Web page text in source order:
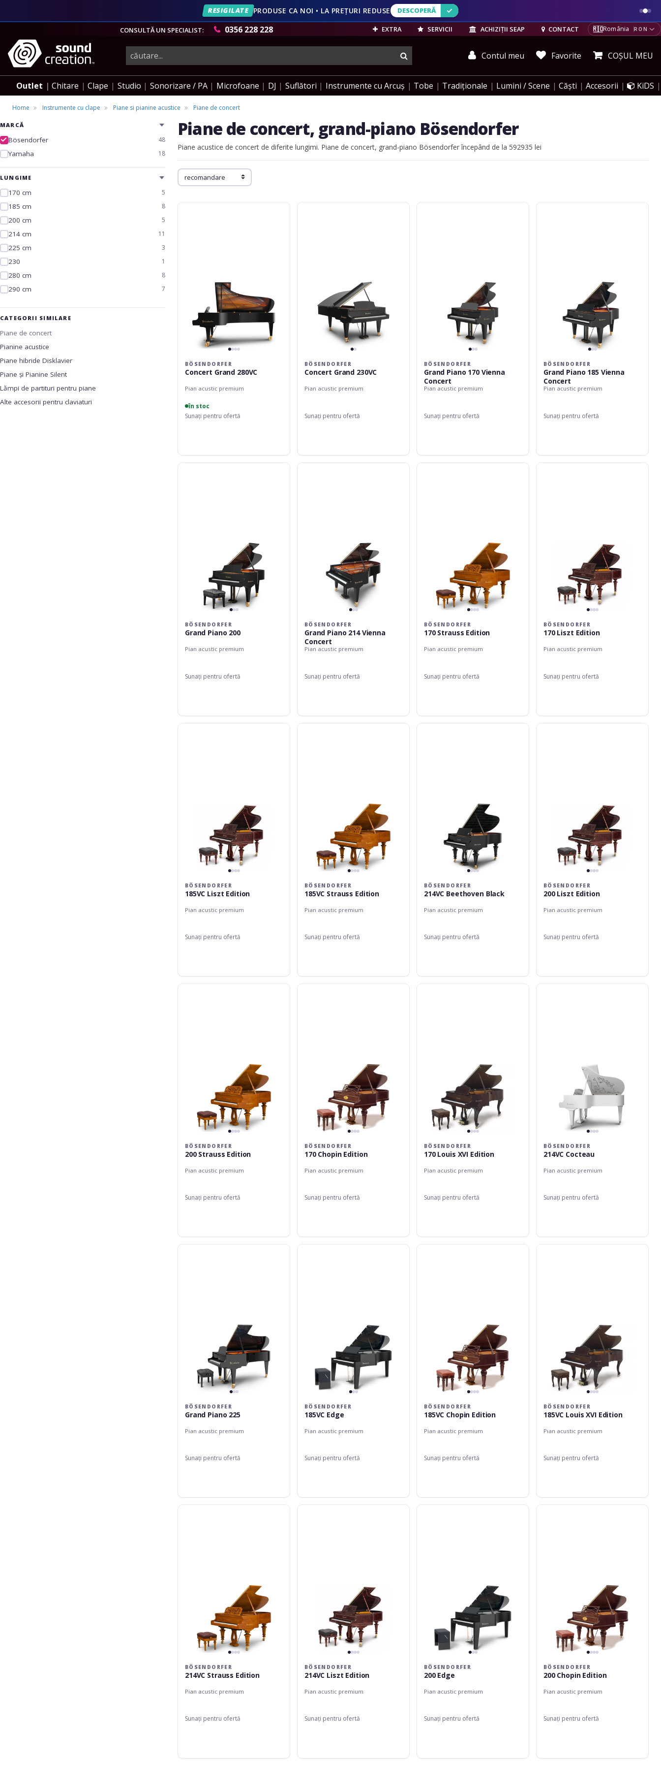
VEZI OFERTELE
RESIGILATE PRODUSE CA NOI • LA PREȚURI REDUSE DESCOPERĂ
DESCOPERĂ
CONSULTĂ UN SPECIALIST:
0356 228 228 EXTRA SERVICII ACHIZIȚII SEAP CONTACT 🇷🇴România RON
instrumente
muzicale,
echipamente
pro-
audio
Contul meu Favorite COȘUL MEU
Outlet Chitare Clape Studio Sonorizare / PA Microfoane DJ Suflători Instrumente cu Arcuș Tobe Tradiționale Lumini / Scene Căști Accesorii KiDS
Home Instrumente cu clape Piane si pianine acustice Piane de concert
MARCĂ
Bösendorfer 48
Yamaha 18
LUNGIME
170 cm 5
185 cm 8
200 cm 5
214 cm 11
225 cm 3
230 1
280 cm 8
290 cm 7
CATEGORII SIMILARE
Piane de concert
Pianine acustice
Piane hibride Disklavier
Piane și Pianine Silent
Lămpi de partituri pentru piane
Alte accesorii pentru claviaturi
Piane de concert, grand-piano Bösendorfer
Piane acustice de concert de diferite lungimi. Piane de concert, grand-piano Bösendorfer începând de la 592935 lei
Bösendorfer
BÖSENDORFER
Concert Grand 280VC
Pian acustic premium
în stoc
Sunați pentru ofertă
Bösendorfer
BÖSENDORFER
Concert Grand 230VC
Pian acustic premium
Sunați pentru ofertă
Bösendorfer
BÖSENDORFER
Grand Piano 170 Vienna
Concert
Pian acustic premium
Sunați pentru ofertă
Bösendorfer
BÖSENDORFER
Grand Piano 185 Vienna
Concert
Pian acustic premium
Sunați pentru ofertă
Bösendorfer
BÖSENDORFER
Grand Piano 200
Pian acustic premium
Sunați pentru ofertă
Bösendorfer
BÖSENDORFER
Grand Piano 214 Vienna
Concert
Pian acustic premium
Sunați pentru ofertă
Bösendorfer
BÖSENDORFER
170 Strauss Edition
Pian acustic premium
Sunați pentru ofertă
Bösendorfer
BÖSENDORFER
170 Liszt Edition
Pian acustic premium
Sunați pentru ofertă
Bösendorfer
BÖSENDORFER
185VC Liszt Edition
Pian acustic premium
Sunați pentru ofertă
Bösendorfer
BÖSENDORFER
185VC Strauss Edition
Pian acustic premium
Sunați pentru ofertă
Bösendorfer
BÖSENDORFER
214VC Beethoven Black
Pian acustic premium
Sunați pentru ofertă
Bösendorfer
BÖSENDORFER
200 Liszt Edition
Pian acustic premium
Sunați pentru ofertă
Bösendorfer
BÖSENDORFER
200 Strauss Edition
Pian acustic premium
Sunați pentru ofertă
Bösendorfer
BÖSENDORFER
170 Chopin Edition
Pian acustic premium
Sunați pentru ofertă
Bösendorfer
BÖSENDORFER
170 Louis XVI Edition
Pian acustic premium
Sunați pentru ofertă
Bösendorfer
BÖSENDORFER
214VC Cocteau
Pian acustic premium
Sunați pentru ofertă
Bösendorfer
BÖSENDORFER
Grand Piano 225
Pian acustic premium
Sunați pentru ofertă
Bösendorfer
BÖSENDORFER
185VC Edge
Pian acustic premium
Sunați pentru ofertă
Bösendorfer
BÖSENDORFER
185VC Chopin Edition
Pian acustic premium
Sunați pentru ofertă
Bösendorfer
BÖSENDORFER
185VC Louis XVI Edition
Pian acustic premium
Sunați pentru ofertă
Bösendorfer
BÖSENDORFER
214VC Strauss Edition
Pian acustic premium
Sunați pentru ofertă
Bösendorfer
BÖSENDORFER
214VC Liszt Edition
Pian acustic premium
Sunați pentru ofertă
Bösendorfer
BÖSENDORFER
200 Edge
Pian acustic premium
Sunați pentru ofertă
Bösendorfer
BÖSENDORFER
200 Chopin Edition
Pian acustic premium
Sunați pentru ofertă